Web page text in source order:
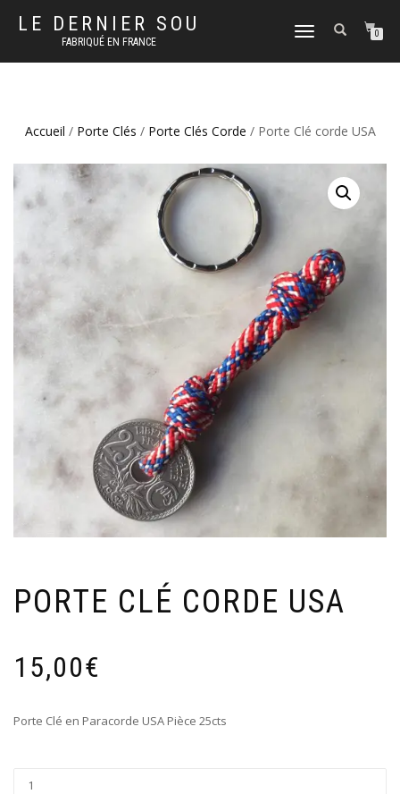
LE DERNIER SOU
FABRIQUÉ EN FRANCE
DÉPLIER
NAVIGATION
0
Accueil / Porte Clés / Porte Clés Corde / Porte Clé corde USA
PORTE CLÉ CORDE USA
15,00€
Porte Clé en Paracorde USA Pièce 25cts